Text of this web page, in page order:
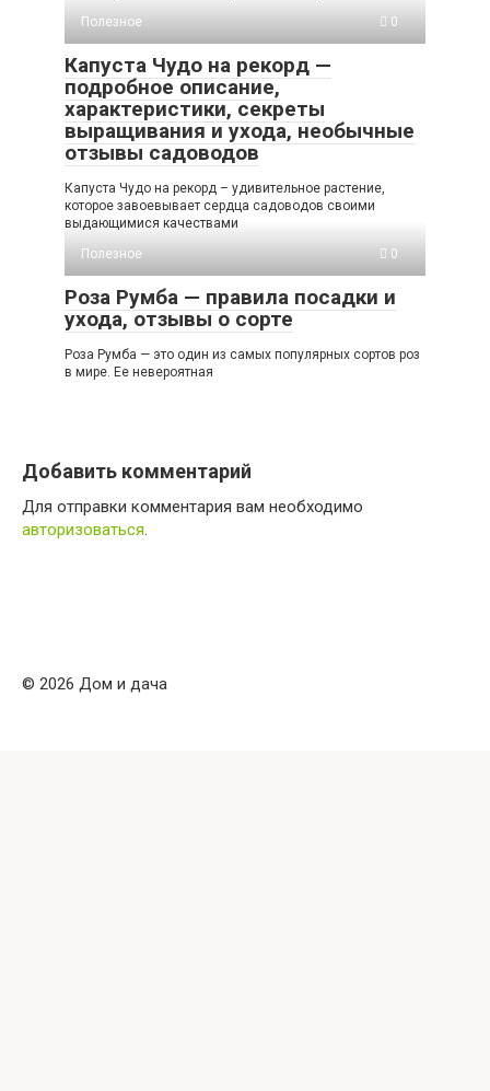
Полезное
0
Капуста Чудо на рекорд —
подробное описание,
характеристики, секреты
выращивания и ухода, необычные
отзывы садоводов
Капуста Чудо на рекорд – удивительное растение,
которое завоевывает сердца садоводов своими
выдающимися качествами
Полезное
0
Роза Румба — правила посадки и
ухода, отзывы о сорте
Роза Румба — это один из самых популярных сортов роз
в мире. Ее невероятная
Добавить комментарий
Для отправки комментария вам необходимо
авторизоваться.
© 2026 Дом и дача